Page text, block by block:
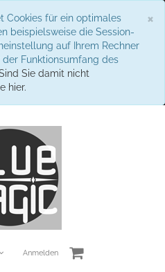
×
Cookies für ein optimales
beispielsweise die Session-
auf Ihrem Rechner
Funktionsumfang des
Sie damit nicht
hier.
Anmelden